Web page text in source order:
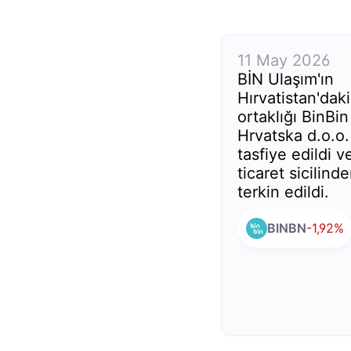
11 May 2026
BİN Ulaşım'ın
ortaklığı BinBin
Hrvatska d.o.o.
tasfiye edildi
ticaret
terkin edildi.
BINBN-1,92%